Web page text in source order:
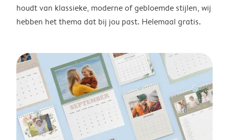
houdt van klassieke, moderne of gebloemde stijlen, wij
hebben het thema dat bij jou past. Helemaal gratis.